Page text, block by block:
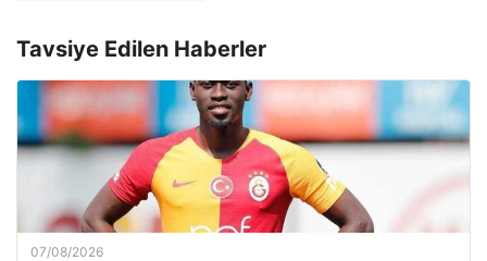
Tavsiye Edilen Haberler
07/08/2026